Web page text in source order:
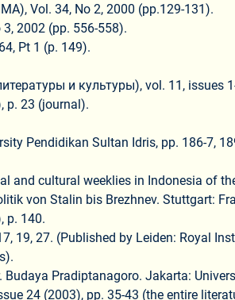
Vol. 34, No 2, 2000 (pp.129-131).
3, 2002 (pp. 556-558).
Pt 1 (p. 149).
и культуры), vol. 11, issues
p. 23 (journal).
Pendidikan Sultan Idris, pp. 186-7,
and cultural weeklies in Indonesia of
von Stalin bis Brezhnev. Stuttgart:
p. 140.
19, 27. (Published by Leiden: Royal
Pradiptanagoro. Jakarta:
24 (2003), pp. 35-43 (the entire